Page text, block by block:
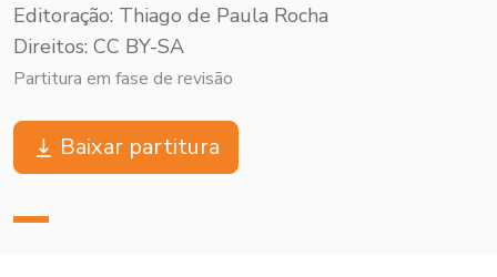
Editoração: Thiago de Paula Rocha
Direitos: CC BY-SA
Partitura em fase de revisão
Baixar partitura